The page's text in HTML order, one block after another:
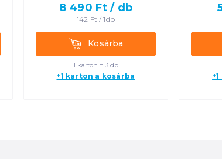
8 490 Ft / db
142 Ft /1db
KosárbaKosárba
1 karton = 3 db
+1 karton a kosárba